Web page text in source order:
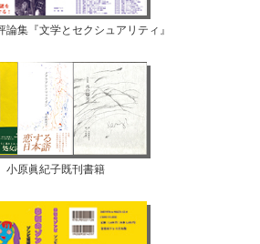
論集『文学とセクシュアリティ』
小原眞紀子既刊書籍